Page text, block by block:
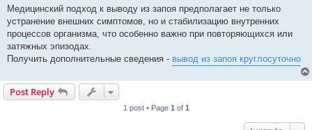
s
Медицинский подход к выводу из запоя предполагает не только
устранение внешних симптомов, но и стабилизацию внутренних
процессов организма, что особенно важно при повторяющихся или
затяжных эпизодах.
Получить дополнительные сведения - вывод из запоя круглосуточно
Post Reply
1 post • Page 1 of 1